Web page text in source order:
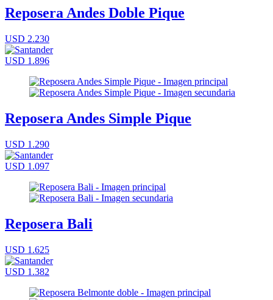
Reposera Andes Doble Pique
USD 2.230
USD 1.896
Reposera Andes Simple Pique
USD 1.290
USD 1.097
Reposera Bali
USD 1.625
USD 1.382